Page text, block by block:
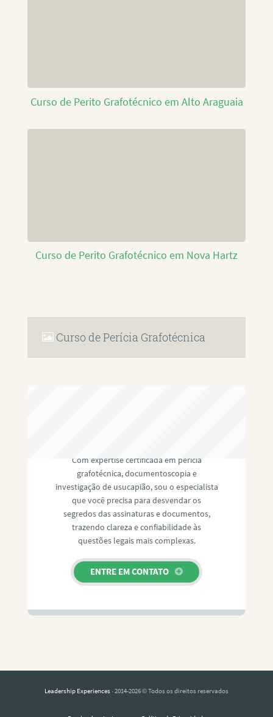
Curso de Perito Grafotécnico em Alto Araguaia
Curso de Perito Grafotécnico em Nova Hartz
Curso de Perícia Grafotécnica
Com expertise certificada em perícia
grafotécnica, documentoscopia e
investigação de usucapião, sou o especialista
que você precisa para desvendar os
segredos das assinaturas e documentos,
trazendo clareza e confiabilidade às
questões legais mais complexas.
ENTRE EM CONTATO
Leadership Experiences · 2014-2026 © Todos os direitos reservados